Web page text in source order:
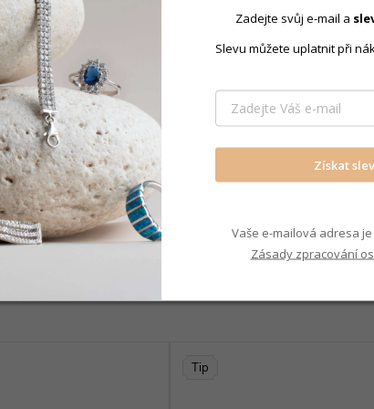
Přívěsky
Mohlo by Vás zajímat
Tip
Zadejte svůj e-mail a
Slevu můžete uplatnit při
Získat
Vaše e-mailová adresa
Zásady zpracování